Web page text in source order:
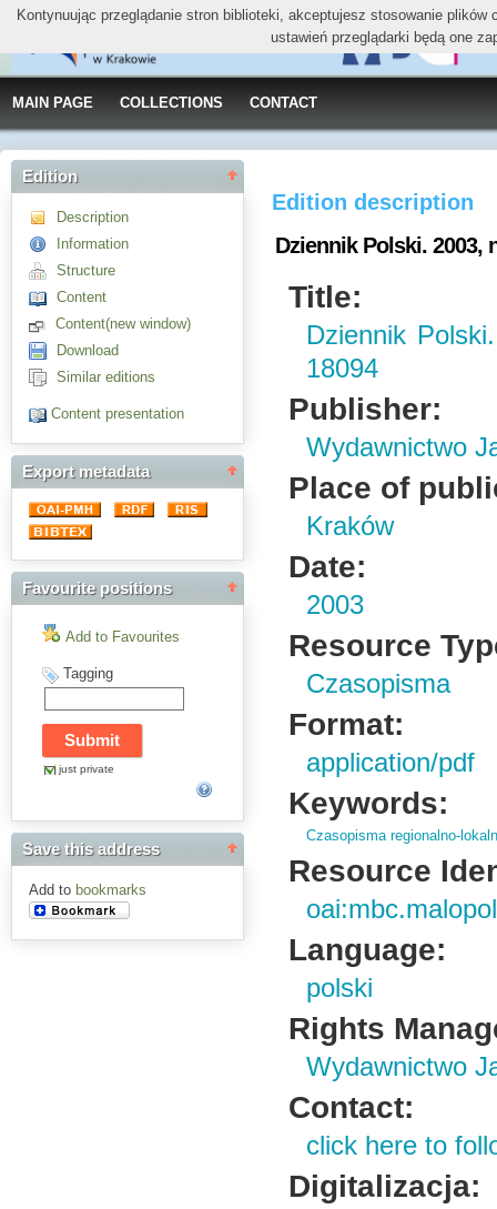
MAIN PAGE COLLECTIONS CONTACT
Edition
Description
Information
Structure
Content
Content(new window)
Download
Similar editions
Content presentation
Export metadata
Favourite positions
Add to Favourites
Tagging
just private
Save this address
Add to bookmarks
Edition description
Dziennik Polski. 2003,
Title:
Dziennik
18094
Publisher:
Wydawnictwo
Place of
Kraków
Date:
2003
Resource
Czasopisma
Format:
application/pdf
Keywords:
Czasopisma regionalno-
Resource
Language:
polski
Rights
Wydawnictwo
Contact:
click here to
Digitalizacja:
Kontynuując przeglądanie stron biblioteki, akceptujesz stosowanie
ustawień przeglądarki będą one